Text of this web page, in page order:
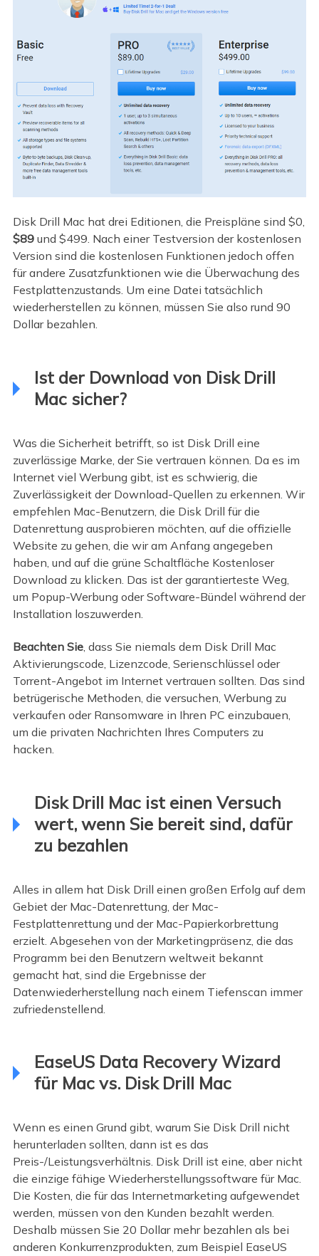
Disk Drill Mac hat drei Editionen, die Preispläne sind $0,
$89 und $499. Nach einer Testversion der kostenlosen
Version sind die kostenlosen Funktionen jedoch offen
für andere Zusatzfunktionen wie die Überwachung des
Festplattenzustands. Um eine Datei tatsächlich
wiederherstellen zu können, müssen Sie also rund 90
Dollar bezahlen.
Ist der Download von Disk Drill
Mac sicher?
Was die Sicherheit betrifft, so ist Disk Drill eine
zuverlässige Marke, der Sie vertrauen können. Da es im
Internet viel Werbung gibt, ist es schwierig, die
Zuverlässigkeit der Download-Quellen zu erkennen. Wir
empfehlen Mac-Benutzern, die Disk Drill für die
Datenrettung ausprobieren möchten, auf die offizielle
Website zu gehen, die wir am Anfang angegeben
haben, und auf die grüne Schaltfläche Kostenloser
Download zu klicken. Das ist der garantierteste Weg,
um Popup-Werbung oder Software-Bündel während der
Installation loszuwerden.
Beachten Sie, dass Sie niemals dem Disk Drill Mac
Aktivierungscode, Lizenzcode, Serienschlüssel oder
Torrent-Angebot im Internet vertrauen sollten. Das sind
betrügerische Methoden, die versuchen, Werbung zu
verkaufen oder Ransomware in Ihren PC einzubauen,
um die privaten Nachrichten Ihres Computers zu
hacken.
Disk Drill Mac ist einen Versuch
wert, wenn Sie bereit sind, dafür
zu bezahlen
Alles in allem hat Disk Drill einen großen Erfolg auf dem
Gebiet der Mac-Datenrettung, der Mac-
Festplattenrettung und der Mac-Papierkorbrettung
erzielt. Abgesehen von der Marketingpräsenz, die das
Programm bei den Benutzern weltweit bekannt
gemacht hat, sind die Ergebnisse der
Datenwiederherstellung nach einem Tiefenscan immer
zufriedenstellend.
EaseUS Data Recovery Wizard
für Mac vs. Disk Drill Mac
Wenn es einen Grund gibt, warum Sie Disk Drill nicht
herunterladen sollten, dann ist es das
Preis-/Leistungsverhältnis. Disk Drill ist eine, aber nicht
die einzige fähige Wiederherstellungssoftware für Mac.
Die Kosten, die für das Internetmarketing aufgewendet
werden, müssen von den Kunden bezahlt werden.
Deshalb müssen Sie 20 Dollar mehr bezahlen als bei
anderen Konkurrenzprodukten, zum Beispiel EaseUS